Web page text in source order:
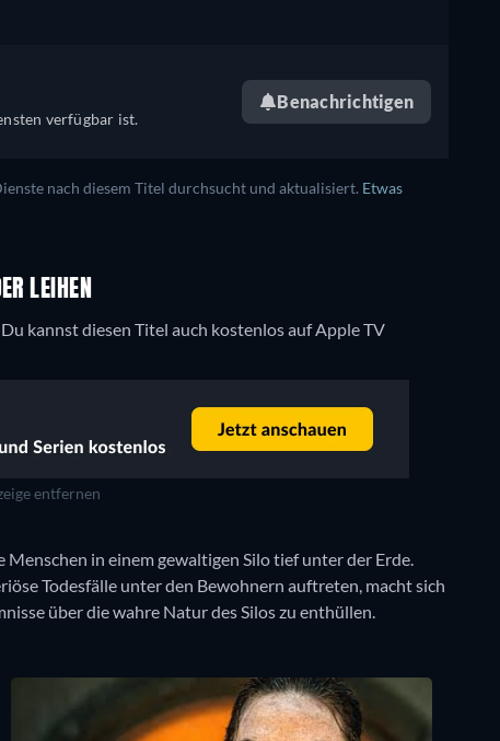
verfügbar ist.
Benachrichtigen
nach diesem Titel durchsucht und aktualisiert. Etwas
LEIHEN
Du kannst diesen Titel auch kostenlos auf Apple TV
entfernen
in einem gewaltigen Silo tief unter der Erde.
Todesfälle unter den Bewohnern auftreten, macht sich
über die wahre Natur des Silos zu enthüllen.